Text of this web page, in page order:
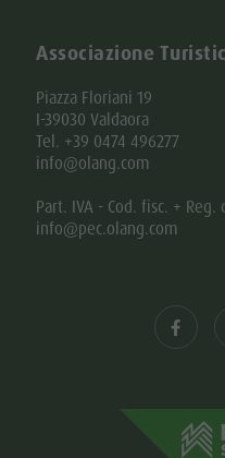
Associazione
Piazza Floriani 19
I-39030 Valdaora
Tel. +39 0474 496277
info@olang.com
Part. IVA - Cod. fisc. +
info@pec.olang.com